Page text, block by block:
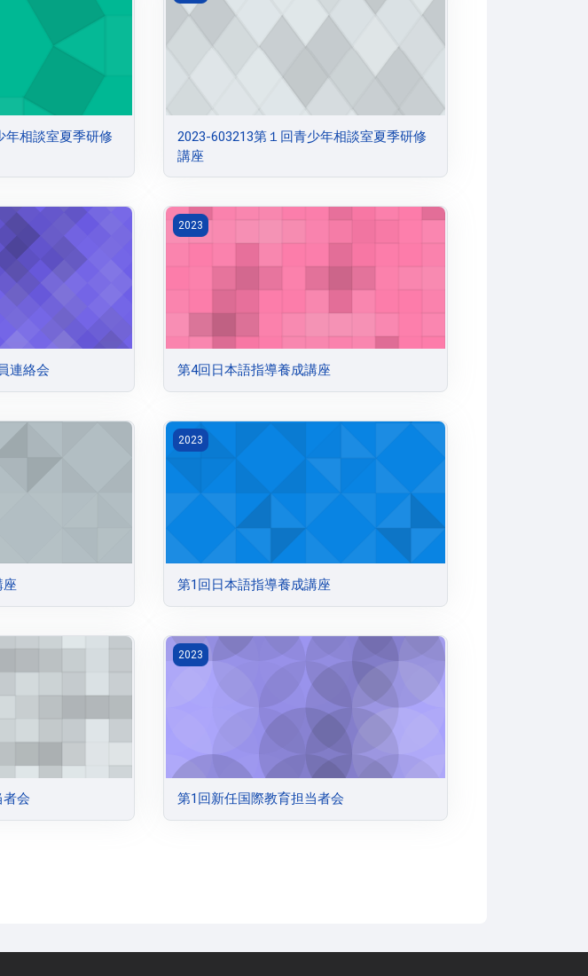
年相談室夏季研修
2023-603213第１回青少年相談室夏季研修
講座
絡会
連絡会
第4回日本語指導養成講座
2023
第4回日本語指導養成講座
座
第1回日本語指導養成講座
2023
第1回日本語指導養成講座
会
会
第1回新任国際教育担当者会
2023
第1回新任国際教育担当者会